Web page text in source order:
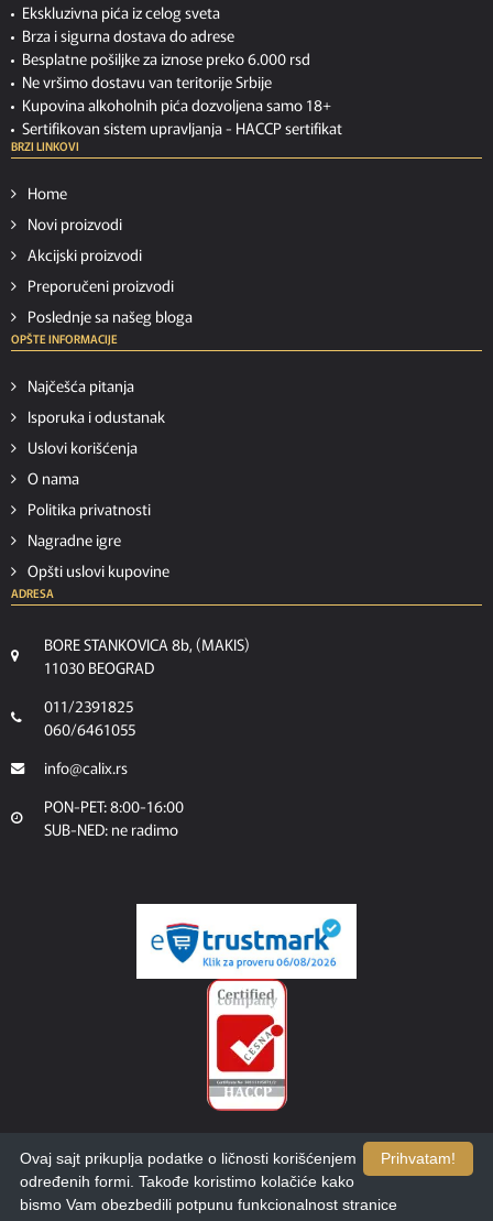
Ekskluzivna pića iz celog sveta
Brza i sigurna dostava do adrese
Besplatne pošiljke za iznose preko 6.000 rsd
Ne vršimo dostavu van teritorije Srbije
Kupovina alkoholnih pića dozvoljena samo 18+
Sertifikovan sistem upravljanja - HACCP sertifikat
BRZI LINKOVI
Home
Novi proizvodi
Akcijski proizvodi
Preporučeni proizvodi
Poslednje sa našeg bloga
OPŠTE INFORMACIJE
Najčešća pitanja
Isporuka i odustanak
Uslovi korišćenja
O nama
Politika privatnosti
Nagradne igre
Opšti uslovi kupovine
ADRESA
BORE STANKOVICA 8b, (MAKIS)
11030 BEOGRAD
011/2391825
060/6461055
info@calix.rs
PON-PET: 8:00-16:00
SUB-NED: ne radimo
Prihvatam!
Ovaj sajt prikuplja podatke o ličnosti korišćenjem
određenih formi. Takođe koristimo kolačiće kako
bismo Vam obezbedili potpunu funkcionalnost stranice